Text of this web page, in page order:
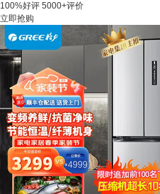
100%好评 5000+评价
立即抢购